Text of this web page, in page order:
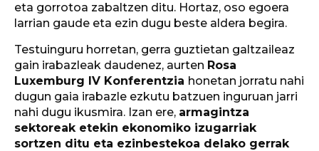
eta gorrotoa zabaltzen ditu. Hortaz, oso egoera
larrian gaude eta ezin dugu beste aldera begira.
Testuinguru horretan, gerra guztietan galtzaileaz
gain irabazleak daudenez, aurten Rosa
Luxemburg IV Konferentzia honetan jorratu nahi
dugun gaia irabazle ezkutu batzuen inguruan jarri
nahi dugu ikusmira. Izan ere, armagintza
sektoreak etekin ekonomiko izugarriak
sortzen ditu eta ezinbestekoa delako gerrak